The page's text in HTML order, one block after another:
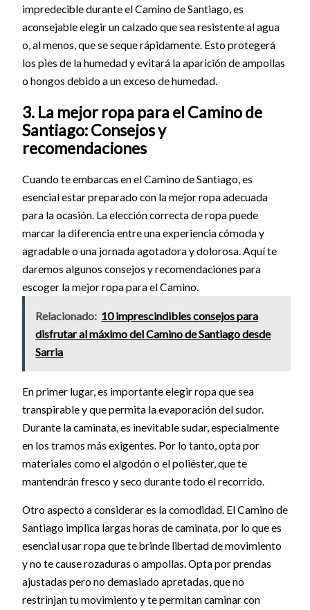
impredecible durante el Camino de Santiago, es
aconsejable elegir un calzado que sea resistente al agua
o, al menos, que se seque rápidamente. Esto protegerá
los pies de la humedad y evitará la aparición de ampollas
o hongos debido a un exceso de humedad.
3. La mejor ropa para el Camino de
Santiago: Consejos y
recomendaciones
Cuando te embarcas en el Camino de Santiago, es
esencial estar preparado con la mejor ropa adecuada
para la ocasión. La elección correcta de ropa puede
marcar la diferencia entre una experiencia cómoda y
agradable o una jornada agotadora y dolorosa. Aquí te
daremos algunos consejos y recomendaciones para
escoger la mejor ropa para el Camino.
Relacionado: 10 imprescindibles consejos para
disfrutar al máximo del Camino de Santiago desde
Sarria
En primer lugar, es importante elegir ropa que sea
transpirable y que permita la evaporación del sudor.
Durante la caminata, es inevitable sudar, especialmente
en los tramos más exigentes. Por lo tanto, opta por
materiales como el algodón o el poliéster, que te
mantendrán fresco y seco durante todo el recorrido.
Otro aspecto a considerar es la comodidad. El Camino de
Santiago implica largas horas de caminata, por lo que es
esencial usar ropa que te brinde libertad de movimiento
y no te cause rozaduras o ampollas. Opta por prendas
ajustadas pero no demasiado apretadas, que no
restrinjan tu movimiento y te permitan caminar con